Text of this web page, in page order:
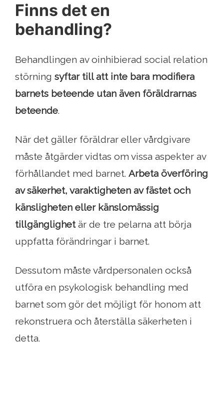
Finns det en
behandling?
Behandlingen av oinhibierad social relation
störning syftar till att inte bara modifiera
barnets beteende utan även föräldrarnas
beteende.
När det gäller föräldrar eller vårdgivare
måste åtgärder vidtas om vissa aspekter av
förhållandet med barnet. Arbeta överföring
av säkerhet, varaktigheten av fästet och
känsligheten eller känslomässig
tillgänglighetär de tre pelarna att börja
uppfatta förändringar i barnet.
Dessutom måste vårdpersonalen också
utföra en psykologisk behandling med
barnet som gör det möjligt för honom att
rekonstruera och återställa säkerheten i
detta.